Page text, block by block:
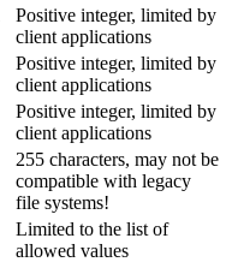
Positive integer, limited by
client applications
Positive integer, limited by
client applications
Positive integer, limited by
client applications
255 characters, may not be
compatible with legacy
file systems!
Limited to the list of
allowed values